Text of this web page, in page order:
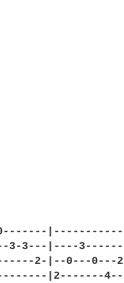
3---|----
2-|--0---0---
|2-------